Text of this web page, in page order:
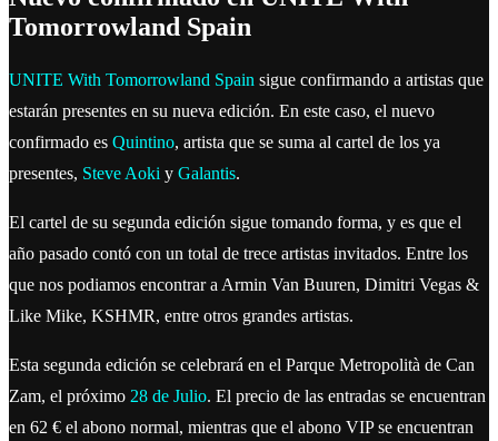
Tomorrowland Spain
UNITE With Tomorrowland Spain sigue confirmando a artistas que
estarán presentes en su nueva edición. En este caso, el nuevo
confirmado es Quintino, artista que se suma al cartel de los ya
presentes, Steve Aoki y Galantis.
El cartel de su segunda edición sigue tomando forma, y es que el
año pasado contó con un total de trece artistas invitados. Entre los
que nos podiamos encontrar a Armin Van Buuren, Dimitri Vegas &
Like Mike, KSHMR, entre otros grandes artistas.
Esta segunda edición se celebrará en el Parque Metropolità de Can
Zam, el próximo 28 de Julio. El precio de las entradas se encuentran
en 62 € el abono normal, mientras que el abono VIP se encuentran